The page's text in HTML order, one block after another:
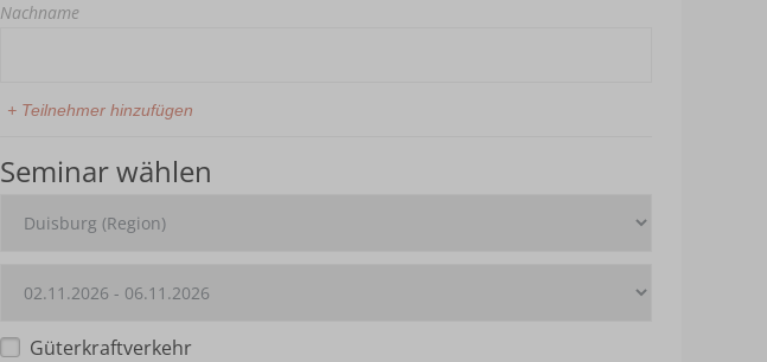
Nachname
+ Teilnehmer hinzufügen
Seminar wählen
Güterkraftverkehr